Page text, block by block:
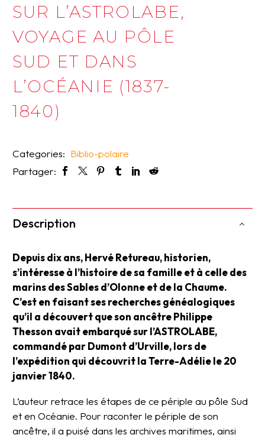
SUR L’ASTROLABE,
VOYAGE AU PÔLE
SUD ET DANS
L’OCÉANIE (1837-
1840)
Categories: Biblio-polaire
Partager:
Description
Depuis dix ans, Hervé Retureau, historien,
s’intéresse à l’histoire de sa famille et à celle des
marins des Sables d’Olonne et de la Chaume.
C’est en faisant ses recherches généalogiques
qu’il a découvert que son ancêtre Philippe
Thesson avait embarqué sur l’ASTROLABE,
commandé par Dumont d’Urville, lors de
l’expédition qui découvrit la Terre-Adélie le 20
janvier 1840.
L’auteur retrace les étapes de ce périple au pôle Sud
et en Océanie. Pour raconter le périple de son
ancêtre, il a puisé dans les archives maritimes, ainsi